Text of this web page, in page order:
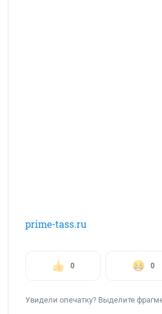
prime-tass.ru
0 0
Увидели опечатку? Выделите